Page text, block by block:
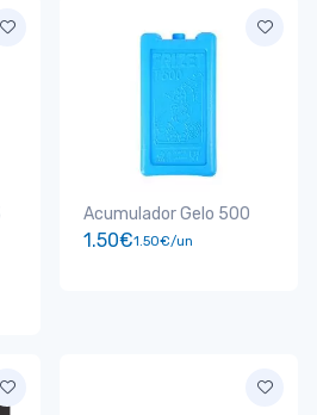
Acumulador Gelo 500
1.50€1.50€/un